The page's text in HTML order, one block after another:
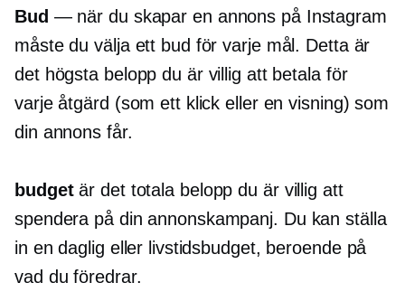
Bud — när du skapar en annons på Instagram
måste du välja ett bud för varje mål. Detta är
det högsta belopp du är villig att betala för
varje åtgärd (som ett klick eller en visning) som
din annons får.
budgetär det totala belopp du är villig att
spendera på din annonskampanj. Du kan ställa
in en daglig eller livstidsbudget, beroende på
vad du föredrar.